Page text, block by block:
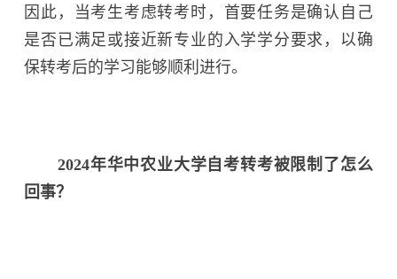
因此，当考生考虑转考时，首要任务是确认自己
是否已满足或接近新专业的入学学分要求，以确
保转考后的学习能够顺利进行。
2024年华中农业大学自考转考被限制了怎么
回事？